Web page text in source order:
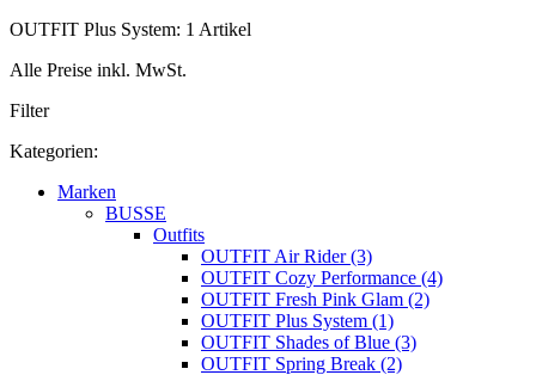
OUTFIT Plus System: 1 Artikel
Alle Preise inkl. MwSt.
Filter
Kategorien:
Marken
BUSSE
Outfits
OUTFIT Air Rider (3)
OUTFIT Cozy Performance (4)
OUTFIT Fresh Pink Glam (2)
OUTFIT Plus System (1)
OUTFIT Shades of Blue (3)
OUTFIT Spring Break (2)